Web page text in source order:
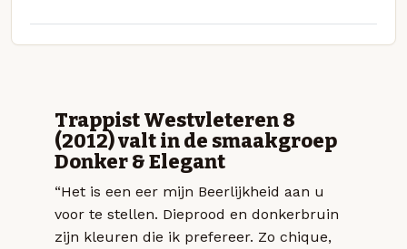
Trappist Westvleteren 8
(2012) valt in de smaakgroep
Donker & Elegant
“Het is een eer mijn Beerlijkheid aan u
voor te stellen. Dieprood en donkerbruin
zijn kleuren die ik prefereer. Zo chique,